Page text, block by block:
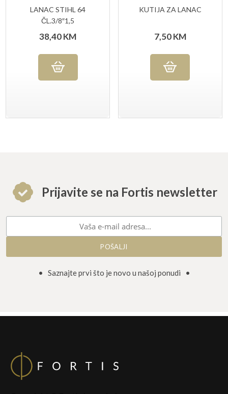
LANAC STIHL 64
ČL.3/8″1,5
38,40KM
KUTIJA ZA LANAC
7,50KM
Prijavite se na Fortis newsletter
• Saznajte prvi što je novo u našoj ponudi •